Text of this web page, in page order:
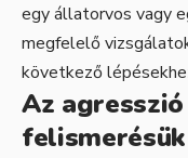
egy állatorvos vagy
megfelelő
következő
Az